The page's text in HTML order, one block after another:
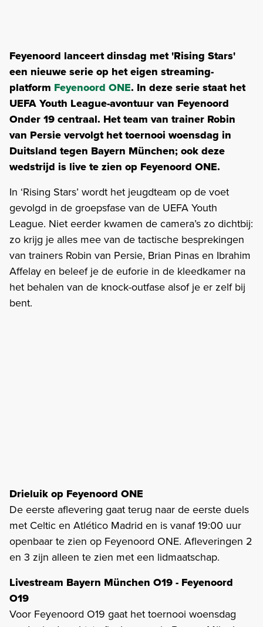
Feyenoord lanceert dinsdag met 'Rising Stars'
een nieuwe serie op het eigen streaming-
platform Feyenoord ONE. In deze serie staat het
UEFA Youth League-avontuur van Feyenoord
Onder 19 centraal. Het team van trainer Robin
van Persie vervolgt het toernooi woensdag in
Duitsland tegen Bayern München; ook deze
wedstrijd is live te zien op Feyenoord ONE.
In ‘Rising Stars’ wordt het jeugdteam op de voet
gevolgd in de groepsfase van de UEFA Youth
League. Niet eerder kwamen de camera’s zo dichtbij:
zo krijg je alles mee van de tactische besprekingen
van trainers Robin van Persie, Brian Pinas en Ibrahim
Affelay en beleef je de euforie in de kleedkamer na
het behalen van de knock-outfase alsof je er zelf bij
bent.
Drieluik op Feyenoord ONE
De eerste aflevering gaat terug naar de eerste duels
met Celtic en Atlético Madrid en is vanaf 19:00 uur
openbaar te zien op Feyenoord ONE. Afleveringen 2
en 3 zijn alleen te zien met een lidmaatschap.
Livestream Bayern München O19 - Feyenoord
O19
Voor Feyenoord O19 gaat het toernooi woensdag